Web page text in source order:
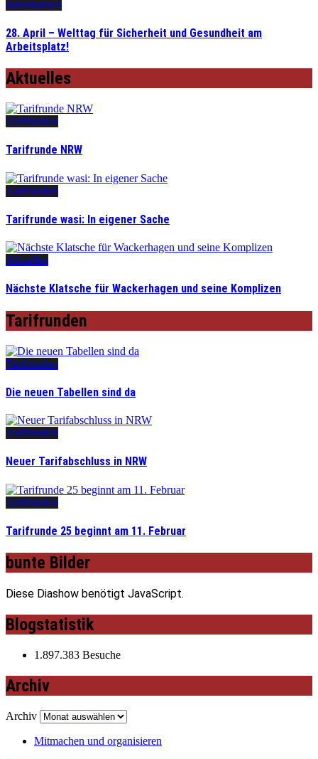
Informatives
28. April – Welttag für Sicherheit und Gesundheit am
Arbeitsplatz!
Aktuelles
Tarifrunden
Tarifrunde NRW
Tarifrunden
Tarifrunde wasi: In eigener Sache
Aktuelles
Nächste Klatsche für Wackerhagen und seine Komplizen
Tarifrunden
Tarifrunden
Die neuen Tabellen sind da
Tarifrunden
Neuer Tarifabschluss in NRW
Tarifrunden
Tarifrunde 25 beginnt am 11. Februar
bunte Bilder
Diese Diashow benötigt JavaScript.
Blogstatistik
1.897.383 Besuche
Archiv
Archiv
Mitmachen und organisieren